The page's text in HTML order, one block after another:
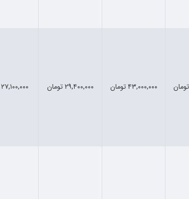
۴۳,۰۰۰,۰۰۰ تومان ۲۹,۴۰۰,۰۰۰ تومان ۲۷,۱۰۰,۰۰۰ تومان